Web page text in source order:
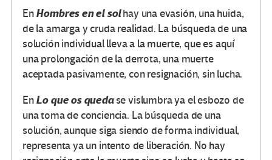
EnHombres en el solhay una evasión, una huida,
de la amarga y cruda realidad. La búsqueda de una
solución individual lleva a la muerte, que es aquí
una prolongación de la derrota, una muerte
aceptada pasivamente, con resignación, sin lucha.
EnLo que os quedase vislumbra ya el esbozo de
una toma de conciencia. La búsqueda de una
solución, aunque siga siendo de forma individual,
representa ya un intento de liberación. No hay